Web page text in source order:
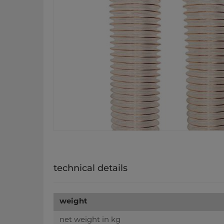
technical details
weight
net weight in kg